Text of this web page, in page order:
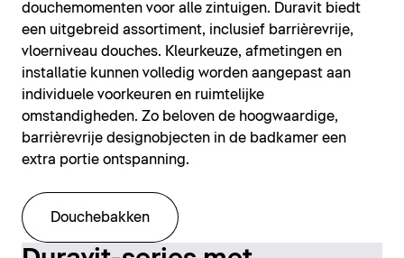
douchemomenten voor alle zintuigen. Duravit biedt
een uitgebreid assortiment, inclusief barrièrevrije,
vloerniveau douches. Kleurkeuze, afmetingen en
installatie kunnen volledig worden aangepast aan
individuele voorkeuren en ruimtelijke
omstandigheden. Zo beloven de hoogwaardige,
barrièrevrije designobjecten in de badkamer een
extra portie ontspanning.
Douchebakken